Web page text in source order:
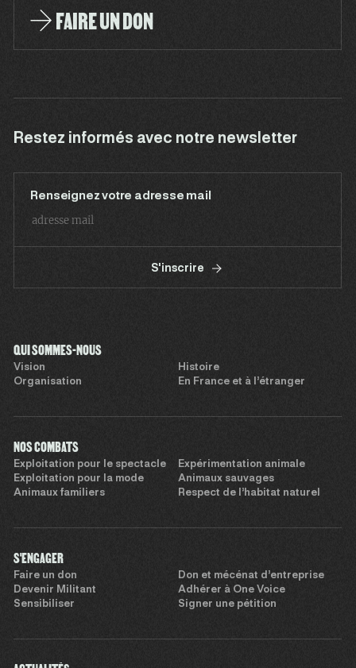
FAIRE UN DON
Restez informés avec notre newsletter
Renseignez votre adresse mail
S'inscrire
QUI SOMMES-NOUS
Vision
Histoire
Organisation
En France et à l’étranger
NOS COMBATS
Exploitation pour le spectacle
Expérimentation animale
Exploitation pour la mode
Animaux sauvages
Animaux familiers
Respect de l’habitat naturel
S'ENGAGER
Faire un don
Don et mécénat d’entreprise
Devenir Militant
Adhérer à One Voice
Sensibiliser
Signer une pétition